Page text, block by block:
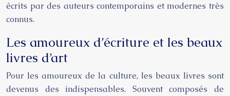
écrits par des auteurs contemporains et modernes très
connus.
Les amoureux d’écriture et les beaux
livres d’art
Pour les amoureux de la culture, les beaux livres sont
devenus des indispensables. Souvent composés de